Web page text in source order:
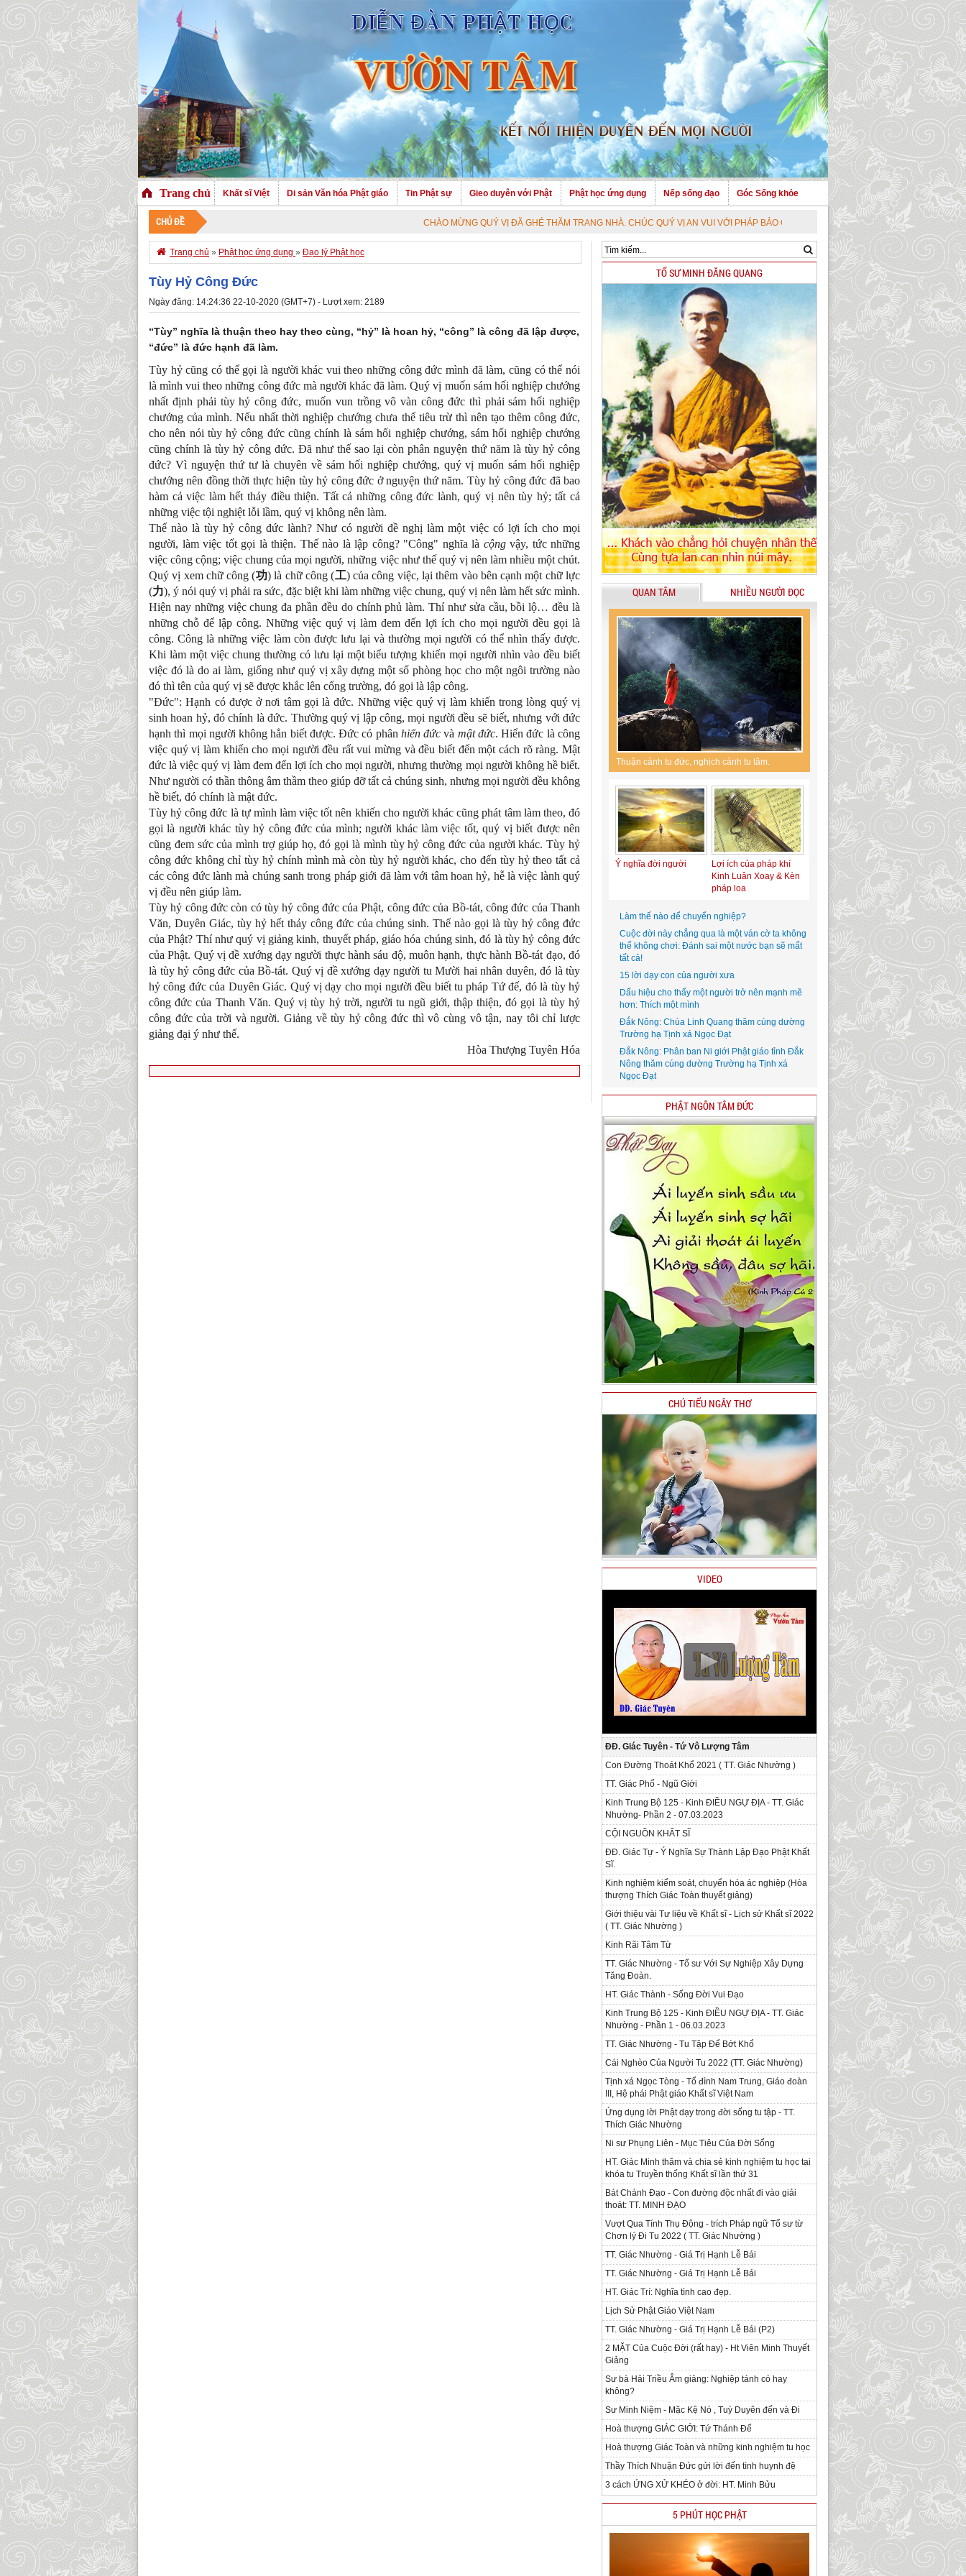
Trang chủ Khất sĩ Việt Di sản Văn hóa Phật giáo Tin Phật sự Gieo duyên với Phật Phật học ứng dụng Nếp sống đạo Góc Sống khỏe
CHỦ ĐỀ CHÀO MỪNG QUÝ VỊ ĐÃ GHÉ THĂM TRANG NHÀ. CHÚC QUÝ VỊ AN VUI VỚI PHÁP BẢO CAO QUÝ !
 Trang chủ » Phật học ứng dụng » Đạo lý Phật học
Tùy Hỷ Công Đức
Ngày đăng: 14:24:36 22-10-2020 (GMT+7) - Lượt xem: 2189
“Tùy” nghĩa là thuận theo hay theo cùng, “hỷ” là hoan hỷ, “công” là công đã lập được,
“đức” là đức hạnh đã làm.
Tùy hỷ cũng có thể gọi là người khác vui theo những công đức mình đã làm, cũng có thể nói
là mình vui theo những công đức mà người khác đã làm. Quý vị muốn sám hối nghiệp chướng
nhất định phải tùy hỷ công đức, muốn vun trồng vô vàn công đức thì phải sám hối nghiệp
chướng của mình. Nếu nhất thời nghiệp chướng chưa thể tiêu trừ thì nên tạo thêm công đức,
cho nên nói tùy hỷ công đức cũng chính là sám hối nghiệp chướng, sám hối nghiệp chướng
cũng chính là tùy hỷ công đức. Đã như thế sao lại còn phân nguyện thứ năm là tùy hỷ công
đức? Vì nguyện thứ tư là chuyên về sám hối nghiệp chướng, quý vị muốn sám hối nghiệp
chướng nên đồng thời thực hiện tùy hỷ công đức ở nguyện thứ năm. Tùy hỷ công đức đã bao
hàm cả việc làm hết thảy điều thiện. Tất cả những công đức lành, quý vị nên tùy hỷ; tất cả
những việc tội nghiệt lỗi lầm, quý vị không nên làm.
Thế nào là tùy hỷ công đức lành? Như có người đề nghị làm một việc có lợi ích cho mọi
người, làm việc tốt gọi là thiện. Thế nào là lập công? "Công" nghĩa là cộngvậy, tức những
việc công cộng; việc chung của mọi người, những việc như thế quý vị nên làm nhiều một chút.
Quý vị xem chữ công (功) là chữ công (工) của công việc, lại thêm vào bên cạnh một chữ lực
(力), ý nói quý vị phải ra sức, đặc biệt khi làm những việc chung, quý vị nên làm hết sức mình.
Hiện nay những việc chung đa phần đều do chính phủ làm. Thí như sửa cầu, bồi lộ… đều là
những chỗ để lập công. Những việc quý vị làm đem đến lợi ích cho mọi người đều gọi là
công. Công là những việc làm còn được lưu lại và thường mọi người có thể nhìn thấy được.
Khi làm một việc chung thường có lưu lại một biểu tượng khiến mọi người nhìn vào đều biết
việc đó là do ai làm, giống như quý vị xây dựng một số phòng học cho một ngôi trường nào
đó thì tên của quý vị sẽ được khắc lên cổng trường, đó gọi là lập công.
"Đức": Hạnh có được ở nơi tâm gọi là đức. Những việc quý vị làm khiến trong lòng quý vị
sinh hoan hỷ, đó chính là đức. Thường quý vị lập công, mọi người đều sẽ biết, nhưng với đức
hạnh thì mọi người không hẳn biết được. Đức có phân hiển đức và mật đức. Hiển đức là công
việc quý vị làm khiến cho mọi người đều rất vui mừng và đều biết đến một cách rõ ràng. Mật
đức là việc quý vị làm đem đến lợi ích cho mọi người, nhưng thường mọi người không hề biết.
Như người có thần thông âm thầm theo giúp đỡ tất cả chúng sinh, nhưng mọi người đều không
hề biết, đó chính là mật đức.
Tùy hỷ công đức là tự mình làm việc tốt nên khiến cho người khác cũng phát tâm làm theo, đó
gọi là người khác tùy hỷ công đức của mình; người khác làm việc tốt, quý vị biết được nên
cũng đem sức của mình trợ giúp họ, đó gọi là mình tùy hỷ công đức của người khác. Tùy hỷ
công đức không chỉ tùy hỷ chính mình mà còn tùy hỷ người khác, cho đến tùy hỷ theo tất cả
các công đức lành mà chúng sanh trong pháp giới đã làm với tâm hoan hỷ, hễ là việc lành quý
vị đều nên giúp làm.
Tùy hỷ công đức còn có tùy hỷ công đức của Phật, công đức của Bồ-tát, công đức của Thanh
Văn, Duyên Giác, tùy hỷ hết thảy công đức của chúng sinh. Thế nào gọi là tùy hỷ công đức
của Phật? Thí như quý vị giảng kinh, thuyết pháp, giáo hóa chúng sinh, đó là tùy hỷ công đức
của Phật. Quý vị đề xướng dạy người thực hành sáu độ, muôn hạnh, thực hành Bồ-tát đạo, đó
là tùy hỷ công đức của Bồ-tát. Quý vị đề xướng dạy người tu Mười hai nhân duyên, đó là tùy
hỷ công đức của Duyên Giác. Quý vị dạy cho mọi người đều biết tu pháp Tứ đế, đó là tùy hỷ
công đức của Thanh Văn. Quý vị tùy hỷ trời, người tu ngũ giới, thập thiện, đó gọi là tùy hỷ
công đức của trời và người. Giảng về tùy hỷ công đức thì vô cùng vô tận, nay tôi chỉ lược
giảng đại ý như thế.
Hòa Thượng Tuyên Hóa
TỔ SƯ MINH ĐĂNG QUANG
QUAN TÂM NHIỀU NGƯỜI ĐỌC
Thuận cảnh tu đức, nghịch cảnh tu tâm.
Ý nghĩa đời người
Lợi ích của pháp khí
Kinh Luân Xoay & Kèn
pháp loa
Làm thế nào để chuyển nghiệp?
Cuộc đời này chẳng qua là một ván cờ ta không
thể không chơi: Đánh sai một nước bạn sẽ mất
tất cả!
15 lời dạy con của người xưa
Dấu hiệu cho thấy một người trở nên mạnh mẽ
hơn: Thích một mình
Đắk Nông: Chùa Linh Quang thăm cúng dường
Trường hạ Tịnh xá Ngọc Đạt
Đắk Nông: Phân ban Ni giới Phật giáo tỉnh Đắk
Nông thăm cúng dường Trường hạ Tịnh xá
Ngọc Đạt
PHẬT NGÔN TÂM ĐỨC
CHÚ TIỂU NGÂY THƠ
VIDEO
ĐĐ. Giác Tuyên - Tứ Vô Lượng Tâm
Con Đường Thoát Khổ 2021 ( TT. Giác Nhường )
TT. Giác Phổ - Ngũ Giới
Kinh Trung Bộ 125 - Kinh ÐIỀU NGỰ ĐỊA - TT. Giác
Nhường- Phần 2 - 07.03.2023
CỘI NGUỒN KHẤT SĨ
ĐĐ. Giác Tự - Ý Nghĩa Sự Thành Lập Đạo Phật Khất
Sĩ.
Kinh nghiệm kiểm soát, chuyển hóa ác nghiệp (Hòa
thượng Thích Giác Toàn thuyết giảng)
Giới thiệu vài Tư liệu về Khất sĩ - Lịch sử Khất sĩ 2022
( TT. Giác Nhường )
Kinh Rãi Tâm Từ
TT. Giác Nhường - Tổ sư Với Sự Nghiệp Xây Dựng
Tăng Đoàn.
HT. Giác Thành - Sống Đời Vui Đạo
Kinh Trung Bộ 125 - Kinh ÐIỀU NGỰ ĐỊA - TT. Giác
Nhường - Phần 1 - 06.03.2023
TT. Giác Nhường - Tu Tập Để Bớt Khổ
Cái Nghèo Của Người Tu 2022 (TT. Giác Nhường)
Tịnh xá Ngọc Tòng - Tổ đình Nam Trung, Giáo đoàn
III, Hệ phái Phật giáo Khất sĩ Việt Nam
Ứng dụng lời Phật dạy trong đời sống tu tập - TT.
Thích Giác Nhường
Ni sư Phụng Liên - Mục Tiêu Của Đời Sống
HT. Giác Minh thăm và chia sẻ kinh nghiệm tu học tại
khóa tu Truyền thống Khất sĩ lần thứ 31
Bát Chánh Đạo - Con đường độc nhất đi vào giải
thoát: TT. MINH ĐẠO
Vượt Qua Tính Thụ Động - trích Pháp ngữ Tổ sư từ
Chơn lý Đi Tu 2022 ( TT. Giác Nhường )
TT. Giác Nhường - Giá Trị Hạnh Lễ Bái
TT. Giác Nhường - Giá Trị Hạnh Lễ Bái
HT. Giác Trí: Nghĩa tình cao đẹp.
Lịch Sử Phật Giáo Việt Nam
TT. Giác Nhường - Giá Trị Hạnh Lễ Bái (P2)
2 MẶT Của Cuộc Đời (rất hay) - Ht Viên Minh Thuyết
Giảng
Sư bà Hải Triều Âm giảng: Nghiệp tánh có hay
không?
Sư Minh Niệm - Mặc Kệ Nó , Tuỳ Duyên đến và Đi
Hoà thượng GIÁC GIỚI: Tứ Thánh Đế
Hoà thượng Giác Toàn và những kinh nghiệm tu học
Thầy Thích Nhuận Đức gửi lời đến tình huynh đệ
3 cách ỨNG XỬ KHÉO ở đời: HT. Minh Bửu
5 PHÚT HỌC PHẬT